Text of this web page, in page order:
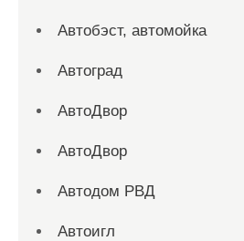
Автобэст, автомойка
Автоград
АвтоДвор
АвтоДвор
Автодом РВД
Автоигл